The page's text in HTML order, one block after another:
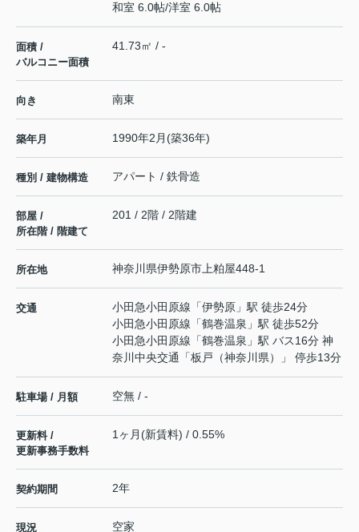
和室 6.0帖/洋室 6.0帖
面積 /
バルコニー面積
41.73㎡ / -
向き 南東
築年月 1990年2月(築36年)
種別 / 建物構造 アパート / 鉄骨造
部屋 /
所在階 / 階建て
201 / 2階 / 2階建
所在地 神奈川県伊勢原市 上粕屋448-1
交通 小田急小田原線 「伊勢原 」駅 徒歩24分
小田急小田原線 「鶴巻温泉 」駅 徒歩52分
小田急小田原線 「鶴巻温泉 」駅 バス16分 神
奈川中央交通「板戸（神奈川県）」 停歩13分
駐車場 / 月額 空無 / -
更新料 /
更新事務手数料
1ヶ月(新賃料) / 0.55%
契約期間 2年
現況 空家